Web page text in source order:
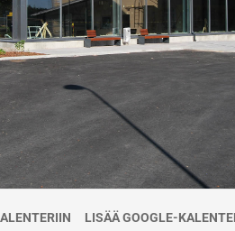
ohjattua harjoittelua
ROKissa
(peruskoulutus tai intensiivi)
LISÄÄ GOOGLE-